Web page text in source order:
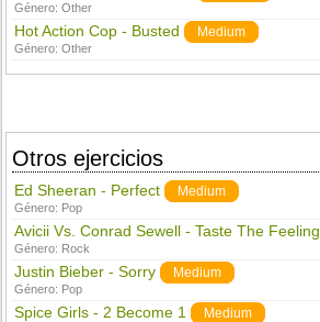
Género:Other
Hot Action Cop - Busted Medium
Género:Other
Otros ejercicios
Ed Sheeran - Perfect Medium
Género: Pop
Avicii Vs. Conrad Sewell - Taste The Feeling
Género: Rock
Justin Bieber - Sorry Medium
Género: Pop
Spice Girls - 2 Become 1 Medium